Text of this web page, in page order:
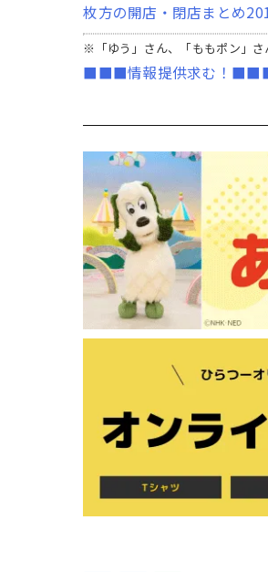
枚方の開店・閉店まとめ
※「ゆう」さん、「ももポン」
■■■情報提供求む！